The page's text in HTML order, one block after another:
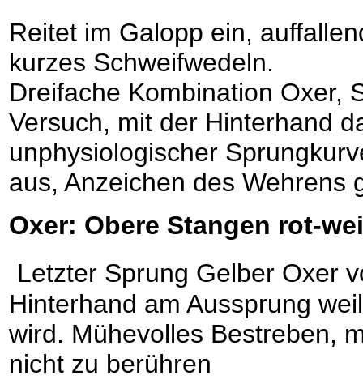
Reitet im Galopp ein,
kurzes Schweifwedeln.
Dreifache Kombination Oxer,
Versuch, mit der Hinterhand
unphysiologischer
aus, Anzeichen des Wehrens
Oxer: Obere Stangen rot-
Letzter Sprung Gelber Oxer
Hinterhand am Aussprung
wird. Mühevolles Bestreben,
nicht zu berühren